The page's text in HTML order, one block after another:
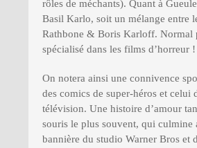
rôles de méchants). Quant à
Basil Karlo, soit un mélange entre
Rathbone & Boris Karloff. Normal
spécialisé dans les films d’horreur !
On notera ainsi une connivence
des comics de super-héros et celui
télévision. Une histoire d’amour
souris le plus souvent, qui culmine
bannière du studio Warner Bros et